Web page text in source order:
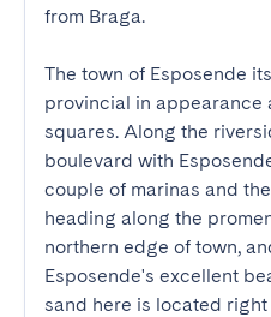
from Braga.
The town of Esposende
provincial in appearance
squares. Along the
boulevard with
couple of marinas and
heading along the
northern edge of town,
Esposende's excellent
sand here is located